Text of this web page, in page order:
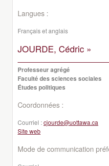
Langues :
Français et anglais
JOURDE, Cédric »
Professeur agrégé
Faculté des sciences sociales
Études politiques
Coordonnées :
Courriel :cjourde@uottawa.ca
Site web
Mode de communication